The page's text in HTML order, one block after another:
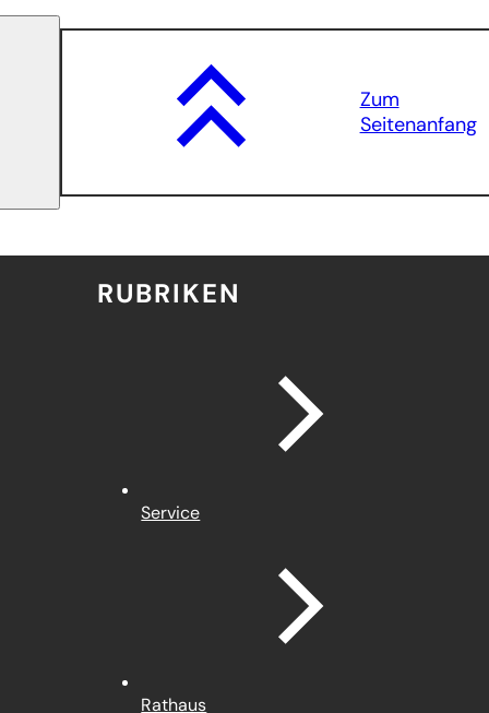
Zum
Seitenanfang
RUBRIKEN
Service
Rathaus